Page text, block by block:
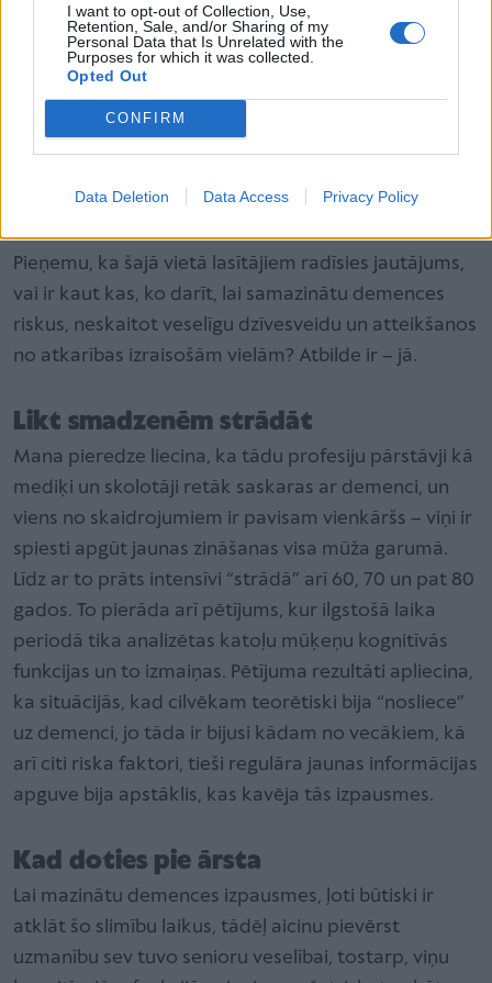
I want to opt-out of Collection, Use,
Retention, Sale, and/or Sharing of my
Personal Data that Is Unrelated with the
Purposes for which it was collected.
Opted Out
CONFIRM
Data Deletion Data Access Privacy Policy
pacientus pēc dzimuma, redzams, ka divas trešdaļas
ir tieši sievietes. Iemeslu tam var būt ļoti daudz, bet
viens no virzieniem, kurā pētnieki pašlaik analizē
likumsakarības, ir estrogēna līmeņa pazemināšanās.
Pagājušajā gadā veiktais pētījums gan atklāja, ka
kognitīvo funkciju neuzlaboja – tieši pretēji. Tā bija
Pieņemu, ka šajā vietā lasītājiem radīsies jautājums,
vai ir kaut kas, ko darīt, lai samazinātu demences
riskus, neskaitot veselīgu dzīvesveidu un atteikšanos
no atkarības izraisošām vielām? Atbilde ir – jā.
Likt smadzenēm strādāt
Mana pieredze liecina, ka tādu profesiju pārstāvji kā
mediķi un skolotāji retāk saskaras ar demenci, un
viens no skaidrojumiem ir pavisam vienkāršs – viņi ir
spiesti apgūt jaunas zināšanas visa mūža garumā.
Līdz ar to prāts intensīvi “strādā” arī 60, 70 un pat 80
gados. To pierāda arī pētījums, kur ilgstošā laika
periodā tika analizētas katoļu mūķeņu kognitīvās
funkcijas un to izmaiņas. Pētījuma rezultāti apliecina,
ka situācijās, kad cilvēkam teorētiski bija “nosliece”
uz demenci, jo tāda ir bijusi kādam no vecākiem, kā
arī citi riska faktori, tieši regulāra jaunas informācijas
apguve bija apstāklis, kas kavēja tās izpausmes.
Kad doties pie ārsta
Lai mazinātu demences izpausmes, ļoti būtiski ir
atklāt šo slimību laikus, tādēļ aicinu pievērst
uzmanību sev tuvo senioru veselībai, tostarp, viņu